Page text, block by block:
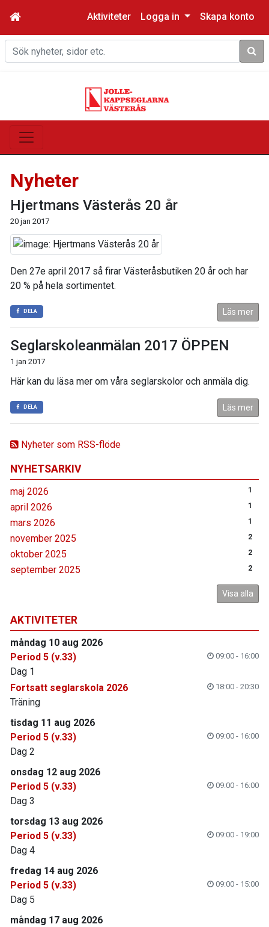
Aktiviteter Logga in Skapa konto
Sök
Nyheter som RSS-flöde
NYHETSARKIV
maj 2026 1
april 2026 1
mars 2026 1
november 2025 2
oktober 2025 2
september 2025 2
Visa alla
Nyheter
Hjertmans Västerås 20 år
20 jan 2017
Den 27e april 2017 så firar Västeråsbutiken 20 år och har
20 % på hela sortimentet.
DELA Läs mer
Seglarskoleanmälan 2017 ÖPPEN
1 jan 2017
Här kan du läsa mer om våra seglarskolor och anmäla dig.
DELA Läs mer
AKTIVITETER
måndag 10 aug 2026
Period 5 (v.33)
09:00 - 16:00
Dag 1
Fortsatt seglarskola 2026
18:00 - 20:30
Träning
tisdag 11 aug 2026
Period 5 (v.33)
09:00 - 16:00
Dag 2
onsdag 12 aug 2026
Period 5 (v.33)
09:00 - 16:00
Dag 3
torsdag 13 aug 2026
Period 5 (v.33)
09:00 - 19:00
Dag 4
fredag 14 aug 2026
Period 5 (v.33)
09:00 - 15:00
Dag 5
måndag 17 aug 2026